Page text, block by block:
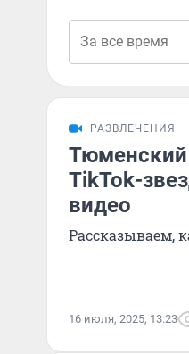
РАЗВЛЕЧЕНИЯ
Тюменский
TikTok-
видео
Рассказываем,
16 июля, 2025, 13:23